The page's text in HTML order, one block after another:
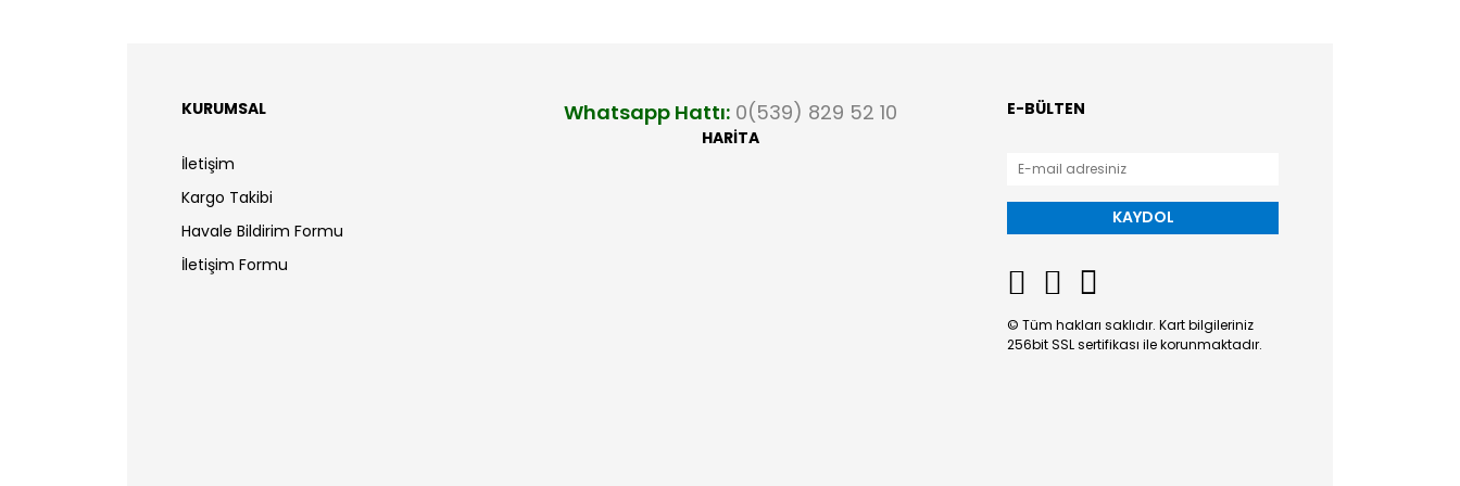
KURUMSAL
İletişim
Kargo Takibi
Havale Bildirim Formu
İletişim Formu
Whatsapp Hattı: 0(539) 829 52 10
HARİTA
E-BÜLTEN
KAYDOL
© Tüm hakları saklıdır. Kart bilgileriniz
256bit SSL sertifikası ile korunmaktadır.